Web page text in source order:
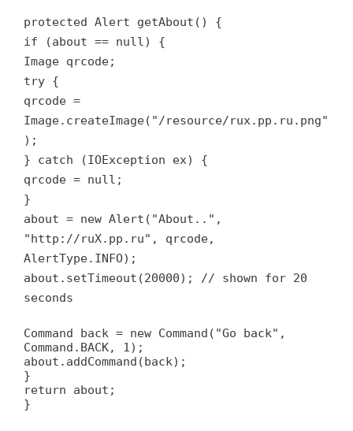
protected Alert getAbout() {
if (about == null) {
Image qrcode;
try {
qrcode =
Image.createImage("/resource/rux.pp.ru.png"
);
} catch (IOException ex) {
qrcode = null;
}
about = new Alert("About..",
"http://ruX.pp.ru", qrcode,
AlertType.INFO);
about.setTimeout(20000); // shown for 20
seconds
Command back = new Command("Go back",
Command.BACK, 1);
about.addCommand(back);
}
return about;
}